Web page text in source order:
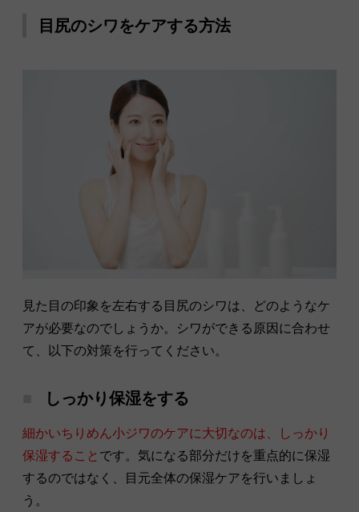
目尻のシワをケアする方法
見た目の印象を左右する目尻のシワは、どのようなケ
アが必要なのでしょうか。シワができる原因に合わせ
て、以下の対策を行ってください。
しっかり保湿をする
細かいちりめん小ジワのケアに大切なのは、しっかり
保湿すること です。気になる部分だけを重点的に保湿
するのではなく、目元全体の保湿ケアを行いましょ
う。